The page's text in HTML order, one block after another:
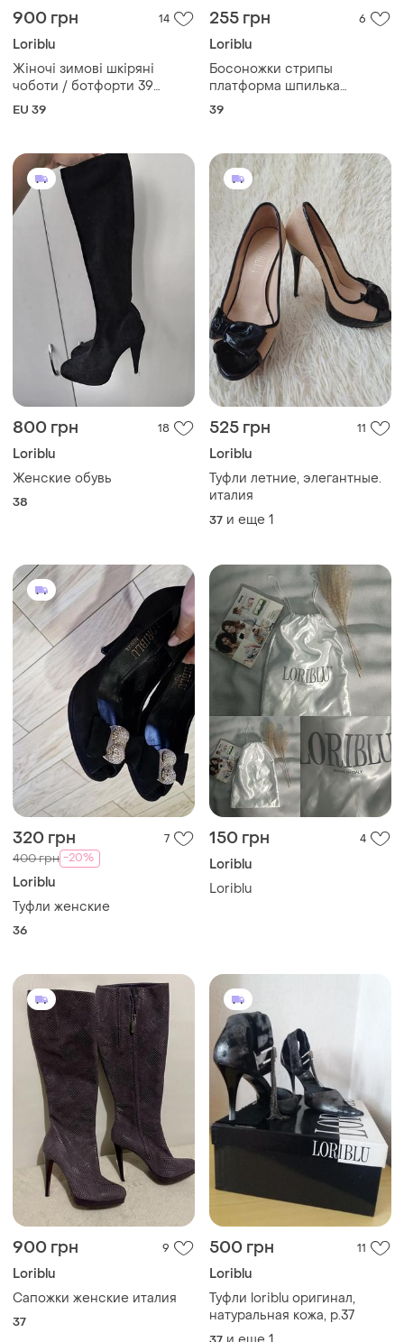
900 грн 14
Loriblu
Жіночі зимові шкіряні
чоботи / ботфорти 39
розміру італія loriblu
EU 39
255 грн 6
Loriblu
Босоножки стрипы
платформа шпилька
полностью из натуральной
39
800 грн 18
Loriblu
Женские обувь
38
525 грн 11
Loriblu
Туфли летние, элегантные.
италия
37 и еще 1
320 грн 7
400 грн -20%
Loriblu
Туфли женские
36
150 грн 4
Loriblu
Loriblu
900 грн 9
Loriblu
Сапожки женские италия
37
500 грн 11
Loriblu
Туфли loriblu оригинал,
натуральная кожа, р.37